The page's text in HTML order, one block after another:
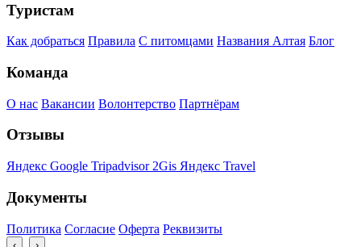
Туристам
Как добраться Правила С питомцами Названия Алтая Блог
Команда
О нас Вакансии Волонтерство Партнёрам
Отзывы
Яндекс Google Tripadvisor 2Gis Яндекс Travel
Документы
Политика Согласие Оферта Реквизиты